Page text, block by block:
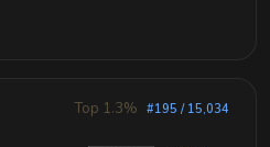
Top 1.3% #195 / 15,034